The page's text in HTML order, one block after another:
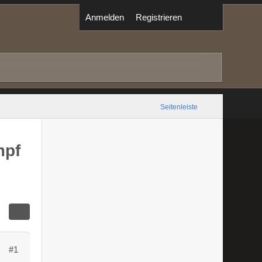
Anmelden Registrieren
Seitenleiste
#1